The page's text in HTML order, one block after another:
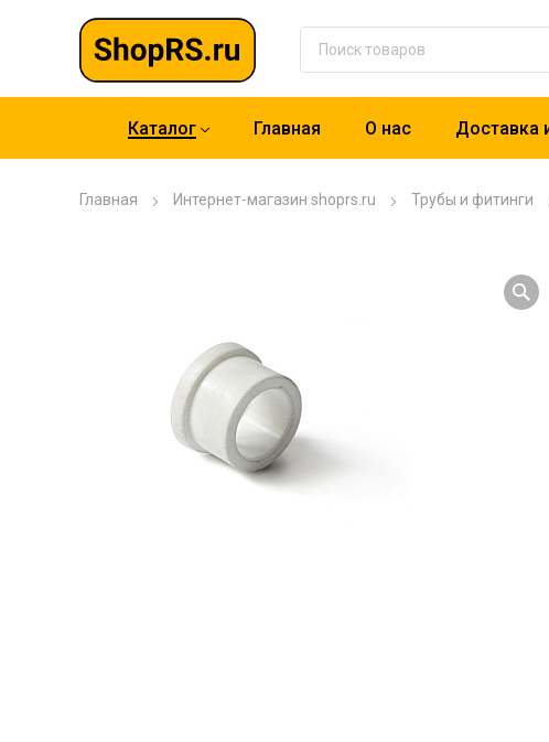
Каталог Главная О нас Доставка
Главная Интернет-магазин shoprs.ru Трубы и фитинги